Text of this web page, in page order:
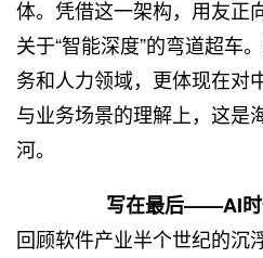
体。凭借这一架构，用友正
关于“智能深度”的弯道超车
务和人力领域，更体现在对
与业务场景的理解上，这是
河。
写在最后——AI时
回顾软件产业半个世纪的沉